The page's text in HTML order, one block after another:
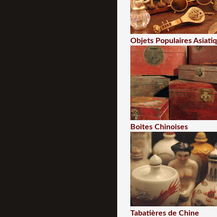
Objets Populaires
Boites Chinoises
Tabatières de Chine